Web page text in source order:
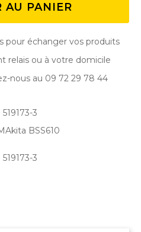
AU PANIER
pour échanger vos produits
relais ou à votre domicile
nous au 09 72 29 78 44
3
BSS610
3